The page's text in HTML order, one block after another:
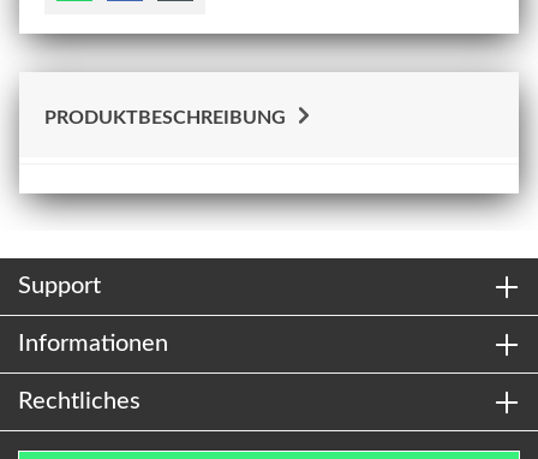
PRODUKTBESCHREIBUNG
Support
Informationen
Rechtliches